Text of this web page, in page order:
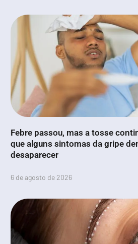
Febre passou, mas a tosse
que alguns sintomas da gripe
desaparecer
6 de agosto de 2026